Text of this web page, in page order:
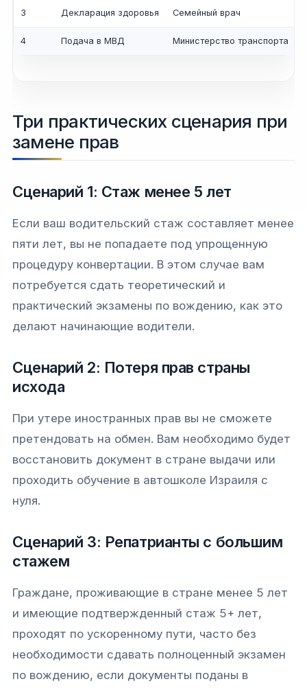
3 Декларация здоровья Семейный врач
4 Подача в МВД Министерство транспорта
Три практических сценария при
замене прав
Сценарий 1: Стаж менее 5 лет
Если ваш водительский стаж составляет менее
пяти лет, вы не попадаете под упрощенную
процедуру конвертации. В этом случае вам
потребуется сдать теоретический и
практический экзамены по вождению, как это
делают начинающие водители.
Сценарий 2: Потеря прав страны
исхода
При утере иностранных прав вы не сможете
претендовать на обмен. Вам необходимо будет
восстановить документ в стране выдачи или
проходить обучение в автошколе Израиля с
нуля.
Сценарий 3: Репатрианты с большим
стажем
Граждане, проживающие в стране менее 5 лет
и имеющие подтвержденный стаж 5+ лет,
проходят по ускоренному пути, часто без
необходимости сдавать полноценный экзамен
по вождению, если документы поданы в